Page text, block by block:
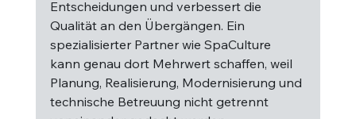
Entscheidungen und verbessert die
Qualität an den Übergängen. Ein
spezialisierter Partner wie SpaCulture
kann genau dort Mehrwert schaffen, weil
Planung, Realisierung, Modernisierung und
technische Betreuung nicht getrennt